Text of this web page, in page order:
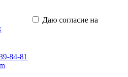
Даю согласие на
84-81